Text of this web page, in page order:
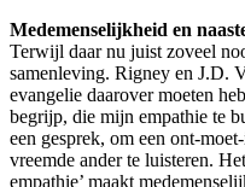
Medemenselijkheid en
Terwijl daar nu juist zoveel
samenleving. Rigney en J.D.
evangelie daarover moeten
begrijp, die mijn empathie te
een gesprek, om een ont-
vreemde ander te luisteren.
empathie’ maakt